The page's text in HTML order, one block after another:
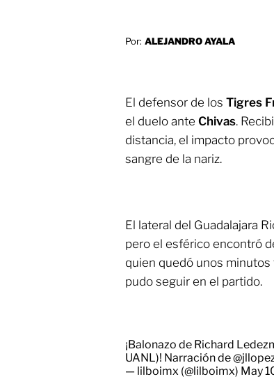
Por: ALEJANDRO AYALA
El defensor de los Tigres
el duelo ante Chivas.
distancia, el impacto
sangre de la nariz.
El lateral del Guadalajara
pero el esférico encontró
quien quedó unos
pudo seguir en el partido.
¡Balonazo de Richard
UANL)! Narración de
— lilboimx (@lilboimx) May